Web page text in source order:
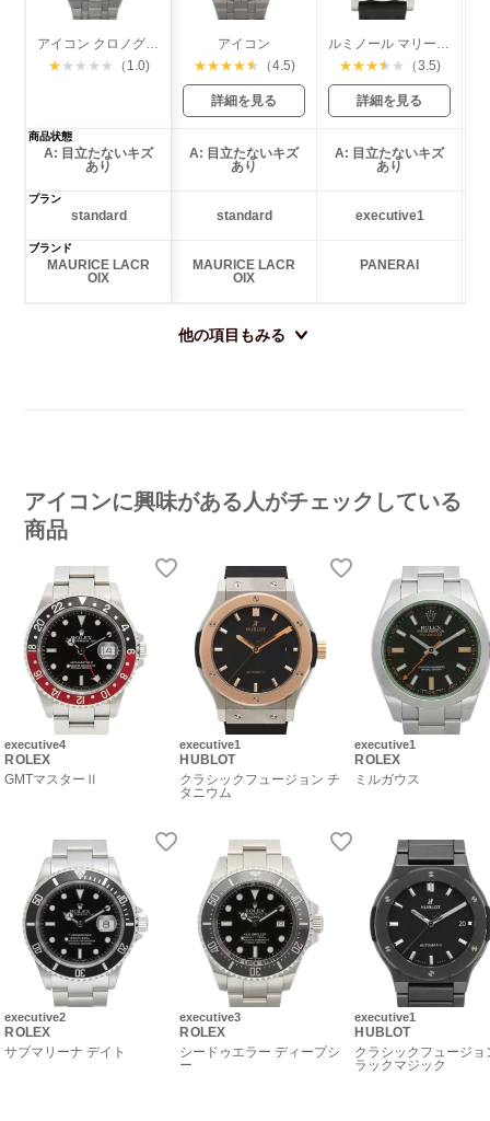
アイコン クロノグラフ
★ ★ ★ ★ ★ （1.0)
アイコン
★★★★★ （4.5)
詳細を見る
ルミノール マリーナ 1950 3デイズ アッチャイオ
★★★★ ★ （3.5)
詳細を見る
商品状態
A: 目立たないキズ
あり
A: 目立たないキズ
あり
A: 目立たないキズ
あり
プラン
standard standard executive1
ブランド
MAURICE LACR
OIX
MAURICE LACR
OIX
PANERAI
他の項目もみる
アイコンに興味がある人がチェックしている
商品
executive4
ROLEX
GMTマスターⅡ
executive2
ROLEX
サブマリーナ デイト
executive1
HUBLOT
クラシックフュージョン チ
タニウム
executive3
ROLEX
シードゥエラー ディープシ
ー
executive1
ROLEX
ミルガウス
executive1
HUBLOT
クラシックフュージョ
ラックマジック